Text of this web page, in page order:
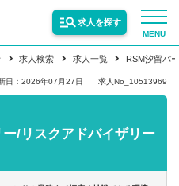
MENU
求人を探す
求人検索 求人一覧 RSM汐留パ
日：2026年07月27日 求人No_10513969
ー/リスクアドバイザリー